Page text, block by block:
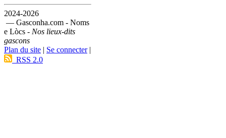
2024-2026
— Gasconha.com - Noms
e Lòcs - Nos lieux-dits
gascons
Plan du site | Se connecter|
RSS 2.0